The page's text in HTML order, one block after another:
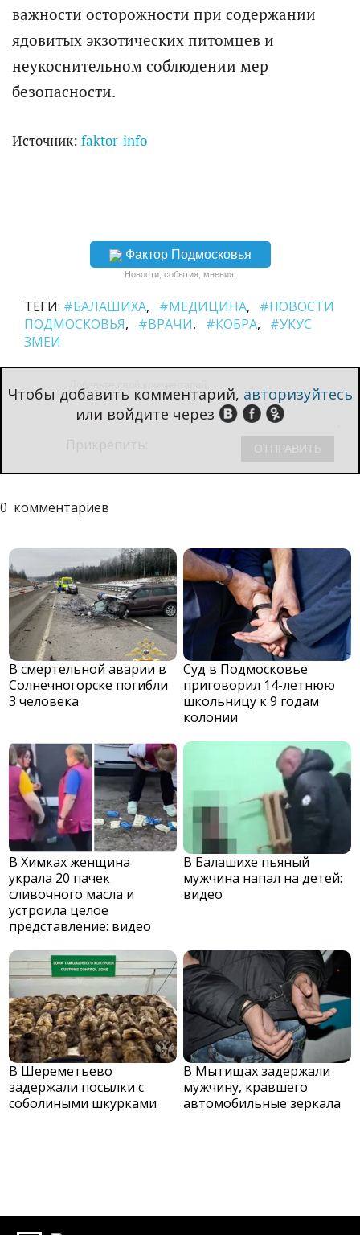
важности осторожности при содержании
ядовитых экзотических питомцев и
неукоснительном соблюдении мер
безопасности.
Источник: faktor-info
Фактор Подмосковья
Новости, события, мнения.
ТЕГИ: #БАЛАШИХА #МЕДИЦИНА
#НОВОСТИ
ПОДМОСКОВЬЯ
#ВРАЧИ #КОБРА
#УКУС
ЗМЕИ
Чтобы добавить комментарий, авторизуйтесь
или войдите через
0 комментариев
В смертельной аварии в
Солнечногорске погибли
3 человека
Суд в Подмосковье
приговорил 14-летнюю
школьницу к 9 годам
колонии
В Химках женщина
украла 20 пачек
сливочного масла и
устроила целое
представление: видео
В Балашихе пьяный
мужчина напал на детей:
видео
В Шереметьево
задержали посылки с
соболиными шкурками
В Мытищах задержали
мужчину, кравшего
автомобильные зеркала